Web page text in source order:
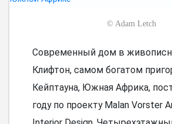
© Adam Letch
Современный дом в
Клифтон, самом богатом
Кейптауна, Южная Африка,
году по проекту Malan Vorster